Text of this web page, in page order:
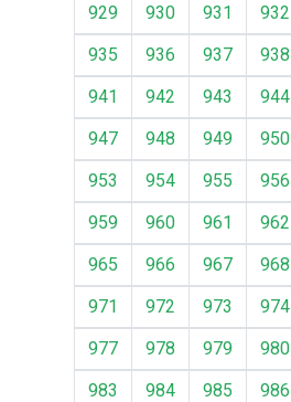
929
930 931 932
935
936 937 938
941
942 943 944
947
948 949 950
953
954 955 956
959
960 961 962
965
966 967 968
971
972 973 974
977
978 979 980
983
984 985 986